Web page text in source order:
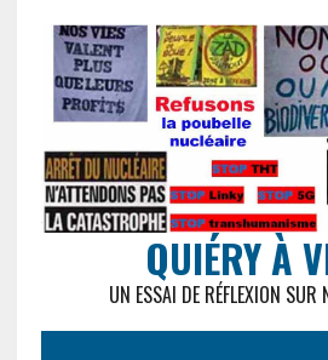
QUIÉRY À
UN ESSAI DE RÉFLEXION SUR